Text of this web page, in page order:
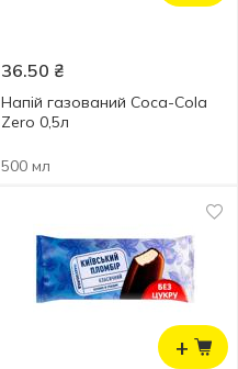
36.50 ₴
Напій газований Coca-Cola
Zero 0,5л
500 мл
+